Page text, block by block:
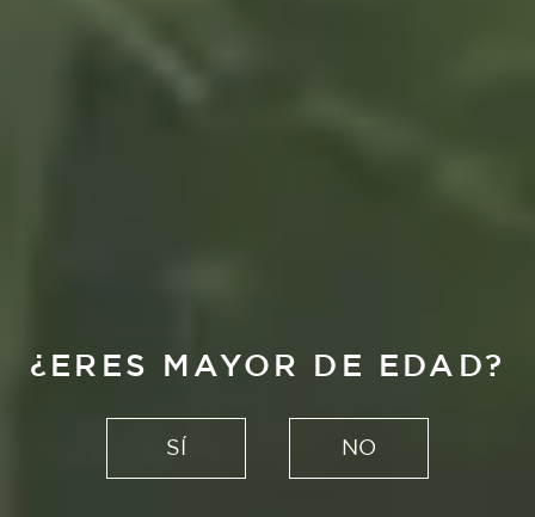
¿ERES MAYOR DE EDAD?
SÍ NO
Tutoriales con Alhambra
DESPIERTA TU
CREATIVIDAD